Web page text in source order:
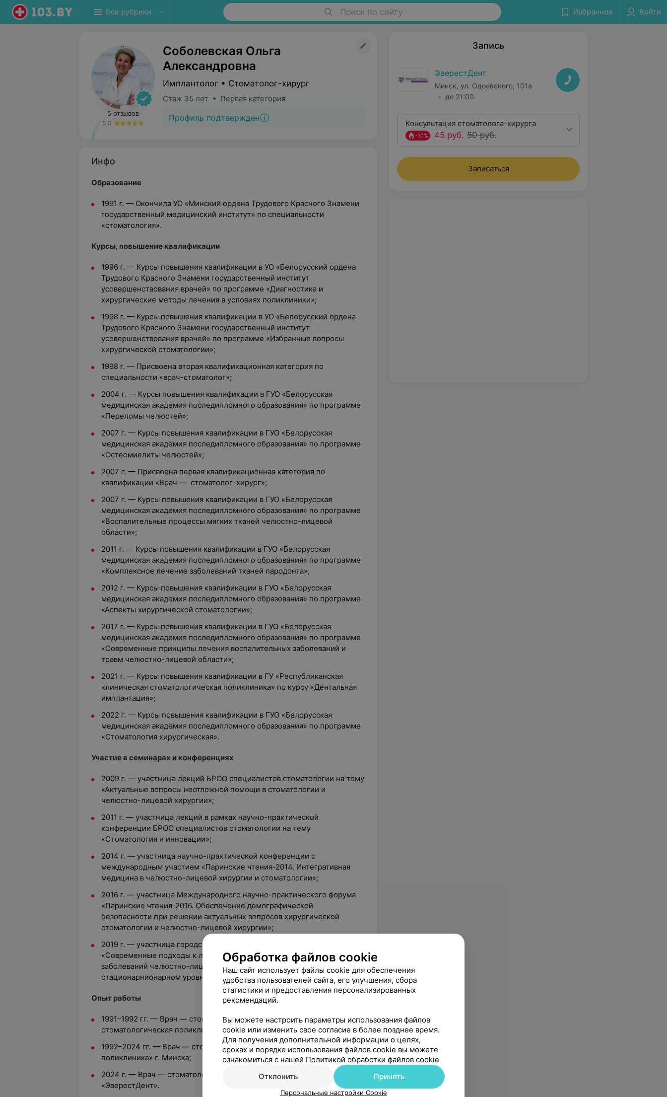
Все рубрики Поиск по сайту Избранное Войти
5 отзывов
5.0
Соболевская Ольга
Александровна
Имплантолог • Стоматолог-хирург
Стаж 35 лет • Первая категория
Профиль подтвержден
Инфо
Образование
1991 г. — Окончила УО «Минский ордена Трудового Красного Знамени
государственный медицинский институт» по специальности
«стоматология».
Курсы, повышение квалификации
1996 г. — Курсы повышения квалификации в УО «Белорусский ордена
Трудового Красного Знамени государственный институт
усовершенствования врачей» по программе «Диагностика и
хирургические методы лечения в условиях поликлиники»;
1998 г. — Курсы повышения квалификации в УО «Белорусский ордена
Трудового Красного Знамени государственный институт
усовершенствования врачей» по программе «Избранные вопросы
хирургической стоматологии»;
1998 г. — Присвоена вторая квалификационная категория по
специальности «врач-стоматолог»;
2004 г. — Курсы повышения квалификации в ГУО «Белорусская
медицинская академия последипломного образования» по программе
«Переломы челюстей»;
2007 г. — Курсы повышения квалификации в ГУО «Белорусская
медицинская академия последипломного образования» по программе
«Остеомиелиты челюстей»;
2007 г. — Присвоена первая квалификационная категория по
квалификации «Врач — стоматолог-хирург»;
2007 г. — Курсы повышения квалификации в ГУО «Белорусская
медицинская академия последипломного образования» по программе
«Воспалительные процессы мягких тканей челюстно-лицевой
области»;
2011 г. — Курсы повышения квалификации в ГУО «Белорусская
медицинская академия последипломного образования» по программе
«Комплексное лечение заболеваний тканей пародонта»;
2012 г. — Курсы повышения квалификации в ГУО «Белорусская
медицинская академия последипломного образования» по программе
«Аспекты хирургической стоматологии»;
2017 г. — Курсы повышения квалификации в ГУО «Белорусская
медицинская академия последипломного образования» по программе
«Современные принципы лечения воспалительных заболеваний и
травм челюстно-лицевой области»;
2021 г. — Курсы повышения квалификации в ГУ «Республиканская
клиническая стоматологическая поликлиника» по курсу «Дентальная
имплантация»;
2022 г. — Курсы повышения квалификации в ГУО «Белорусская
медицинская академия последипломного образования» по программе
«Стоматология хирургическая».
Участие в семинарах и конференциях
2009 г. — участница лекций БРОО специалистов стоматологии на тему
«Актуальные вопросы неотложной помощи в стоматологии и
челюстно-лицевой хирургии»;
2011 г. — участница лекций в рамках научно-практической
конференции БРОО специалистов стоматологии на тему
«Стоматология и инновации»;
2014 г. — участница научно-практической конференции с
международным участием «Паринские чтения-2014. Интегративная
медицина в челюстно-лицевой хирургии и стоматологии»;
2016 г. — участница Международного научно-практического форума
«Паринские чтения-2016. Обеспечение демографической
безопасности при решении актуальных вопросов хирургической
стоматологии и челюстно-лицевой хирургии»;
2019 г. — участница городского научно-практического семинара
«Современные подходы к лечению гнойно-воспалительных
заболеваний челюстно-лицевой области на поликлиническом и
стационарнионарном уровне».
Опыт работы
1991–1992 гг. — Врач — стоматолог-интерн УЗ «Могилевская областная
стоматологическая поликлиника»;
1992–2024 гг. — Врач — стоматолог-хирург УЗ «36-я городская
поликлиника» г. Минска;
2024 г. — Врач — стоматолог-хирург-имплантолог сети клиник
«ЭверестДент».
Запись
ЭверестДент
Минск, ул. Одоевского, 101а
до 21:00
Консультация стоматолога-хирурга
-10% 45 руб. 50 руб.
Записаться
Обработка файлов cookie
Наш сайт использует файлы cookie для обеспечения
удобства пользователей сайта, его улучшения, сбора
статистики и предоставления персонализированных
рекомендаций.
Вы можете настроить параметры использования файлов
cookie или изменить свое согласие в более позднее время.
Для получения дополнительной информации о целях,
сроках и порядке использования файлов cookie вы можете
ознакомиться с нашей Политикой обработки файлов cookie
Отклонить
Принять
Персональные настройки Cookie